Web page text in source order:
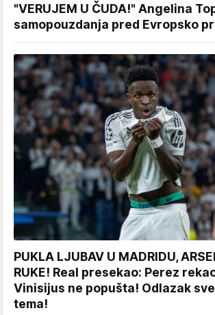
"VERUJEM U ČUDA!" Angelina
samopouzdanja pred Evropsko
PUKLA LJUBAV U MADRIDU,
RUKE! Real presekao: Perez
Vinisijus ne popušta! Odlazak
tema!